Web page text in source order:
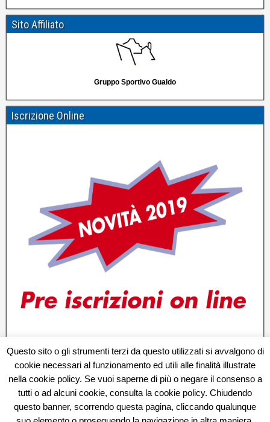
Sito Affiliato
Gruppo Sportivo Gualdo
Iscrizione Online
Atletica Sestese Femminile - Associazione Sportiva Dilettantistica Campo
Questo sito o gli strumenti terzi da questo utilizzati si avvalgono di
cookie necessari al funzionamento ed utili alle finalità illustrate
nella cookie policy. Se vuoi saperne di più o negare il consenso a
tutti o ad alcuni cookie, consulta la cookie policy. Chiudendo
questo banner, scorrendo questa pagina, cliccando qualunque